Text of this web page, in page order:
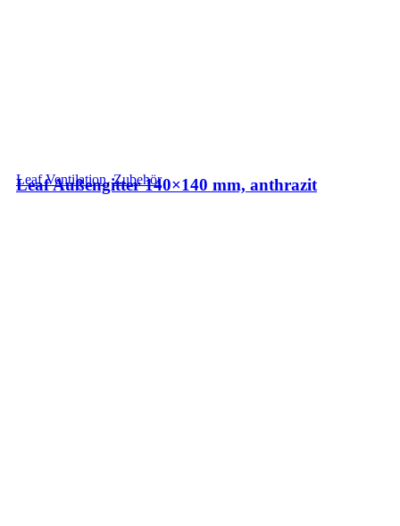
Leaf Außengitter 140×140 mm, anthrazit
Leaf Ventilation,Zubehör